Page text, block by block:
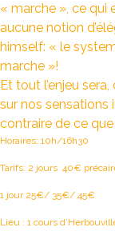
« marche », ce qui
aucune notion
himself: « le
marche »!
Et tout l’enjeu
sur nos sensations
contraire de ce que
Horaires: 10h/16h30
Tarifs: 2 jours 40€
1 jour 25€/ 35€/ 45€
Lieu : 1 cours